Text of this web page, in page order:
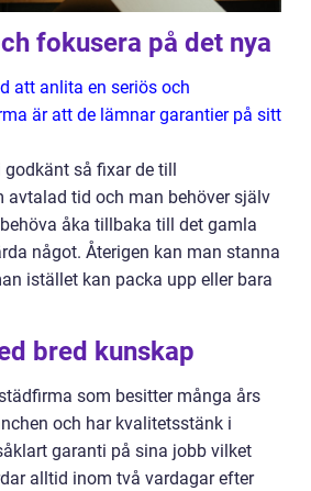
fokusera på det nya
att anlita en seriös och
är att de lämnar garantier på sitt
så fixar de till
avtalad tid och man behöver själv
åka tillbaka till det gamla
något. Återigen kan man stanna
istället kan packa upp eller bara
bred kunskap
som besitter många års
och har kvalitetsstänk i
garanti på sina jobb vilket
alltid inom två vardagar efter